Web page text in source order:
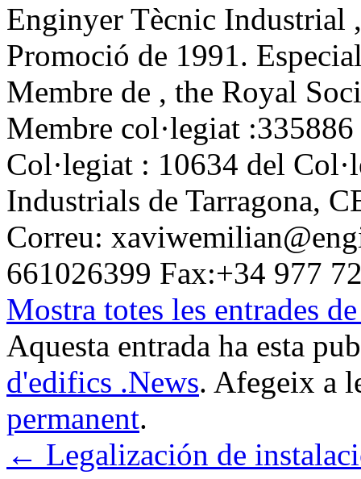
Enginyer Tècnic Industrial
Promoció de 1991.
Membre de , the Royal
Membre col·legiat
Col·legiat : 10634 del
Industrials de Tarragona,
Correu:
661026399 Fax:+34 977
Mostra totes les entrades
Aquesta entrada ha esta
d'edifics .News. Afegeix a
permanent.
← Legalización de